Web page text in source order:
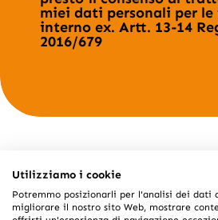
miei dati personali per
interno ex. Artt. 13-14
2016/679
M2 SISTEMI S.R.L. - PIAZZA
12038 SAVIGLIANO (CN)
Utilizziamo i cookie
Potremmo posizionarli per l'analisi dei dati
migliorare il nostro sito Web, mostrare